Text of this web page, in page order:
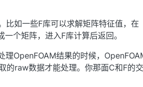
如一些F库可以求解矩阵特征值，在
个矩阵，进入F库计算后返回。
OpenFOAM结果的时候，
raw数据才能处理。你那面C和F的